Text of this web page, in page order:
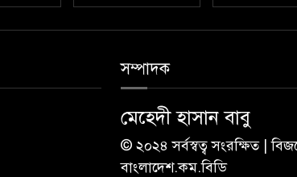
সম্পাদক
মেহেদী হাসান বাবু
© ২০২৪ সর্বস্বত্ব সংরক্ষিত |
বাংলাদেশ.কম.বিডি